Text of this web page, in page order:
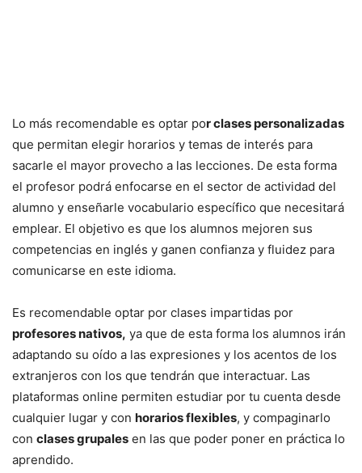
Lo más recomendable es optar por clases personalizadas
que permitan elegir horarios y temas de interés para
sacarle el mayor provecho a las lecciones. De esta forma
el profesor podrá enfocarse en el sector de actividad del
alumno y enseñarle vocabulario específico que necesitará
emplear. El objetivo es que los alumnos mejoren sus
competencias en inglés y ganen confianza y fluidez para
comunicarse en este idioma.
Es recomendable optar por clases impartidas por
profesores nativos, ya que de esta forma los alumnos irán
adaptando su oído a las expresiones y los acentos de los
extranjeros con los que tendrán que interactuar. Las
plataformas online permiten estudiar por tu cuenta desde
cualquier lugar y con horarios flexibles, y compaginarlo
con clases grupales en las que poder poner en práctica lo
aprendido.